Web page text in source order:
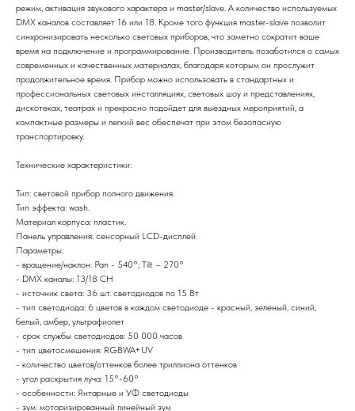
режим, активация звукового характера и master/slave. А количество используемых
DMX каналов составляет 16 или 18. Кроме того функция master-slave позволит
синхронизировать несколько световых приборов, что заметно сократит ваше
время на подключение и программирование. Производитель позаботился о самых
современных и качественных материалах, благодаря которым он прослужит
продолжительное время. Прибор можно использовать в стандартных и
профессиональных световых инсталляциях, световых шоу и представлениях,
дискотеках, театрах и прекрасно подойдет для выездных мероприятий, а
компактные размеры и легкий вес обеспечат при этом безопасную
транспортировку.
Технические характеристики:
Тип: световой прибор полного движения.
Тип эффекта: wash.
Материал корпуса: пластик.
Панель управления: сенсорный LCD-дисплей.
Параметры:
- вращение/наклон: Pan - 540°; Tilt – 270°
- DMX каналы: 13/18 CH
- источник света: 36 шт. светодиодов по 15 Вт
- тип светодиода: 6 цветов в каждом светодиоде - красный, зеленый, синий,
белый, амбер, ультрафиолет
- срок службы светодиодов: 50 000 часов
- тип цветосмешения: RGBWA+UV
- количество цветов/оттенков более триллиона оттенков
- угол раскрытия луча: 15°-60°
- особенности: Янтарные и УФ светодиоды
- зум: моторизированный линейный зум